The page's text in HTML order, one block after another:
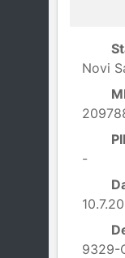
Novi
-
9329-